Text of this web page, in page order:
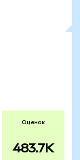
Оценок
483.7K